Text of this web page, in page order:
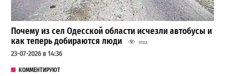
Почему из сел Одесской области исчезли автобусы и
как теперь добираются люди
5102
23-07-2026 в 14:36
КОММЕНТИРУЮТ